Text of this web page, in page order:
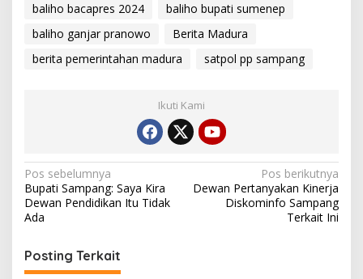
baliho bacapres 2024
baliho bupati sumenep
baliho ganjar pranowo
Berita Madura
berita pemerintahan madura
satpol pp sampang
Ikuti Kami
Navigasi
pos
Pos sebelumnya
Bupati Sampang: Saya Kira
Dewan Pendidikan Itu Tidak
Ada
Pos berikutnya
Dewan Pertanyakan Kinerja
Diskominfo Sampang
Terkait Ini
Posting Terkait